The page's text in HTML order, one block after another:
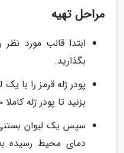
مراحل تهیه
ابتدا قالب مورد
بگذارید.
پودر ژله قرمز را با
بزنید تا پودر ژله
سپس یک لیوان
دمای محیط رسیده